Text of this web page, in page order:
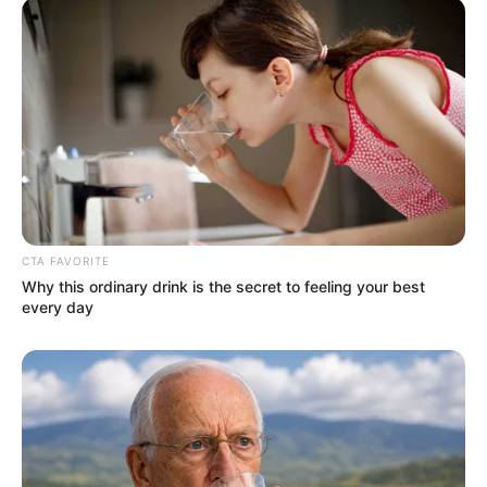
Golongan Darah: O
Orang tua: –
Pacar: –
Profesi: Penyanyi
Hobi: Bermain seruling, gitar
Facebook: –
Twitter:@KJH_officialtwt
TikTok: –
Youtube: –
Fakta Menarik
CTA FAVORITE
Why this ordinary drink is the secret to feeling your best
every day